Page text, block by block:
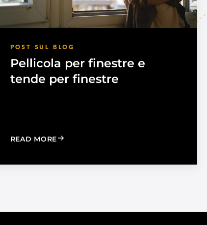
STRENGTHEN DEALER SUPPORT AND REGIONAL
POST SUL BLOG
Pellicola per finestre e
tende per finestre
READ MORE: WINDOW FILM VS. WINDOW SHADES